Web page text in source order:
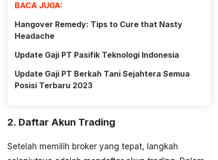
BACA JUGA:
Hangover Remedy: Tips to Cure that Nasty
Headache
Update Gaji PT Pasifik Teknologi Indonesia
Update Gaji PT Berkah Tani Sejahtera Semua
Posisi Terbaru 2023
2. Daftar Akun Trading
Setelah memilih broker yang tepat, langkah